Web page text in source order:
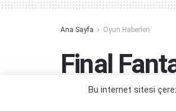
Ana Sayfa Oyun Haberleri
Final
Geliyor
Bu internet sitesi